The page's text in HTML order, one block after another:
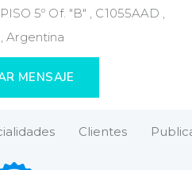
5º Of. "B" , C1055AAD ,
Argentina
MENSAJE
Clientes